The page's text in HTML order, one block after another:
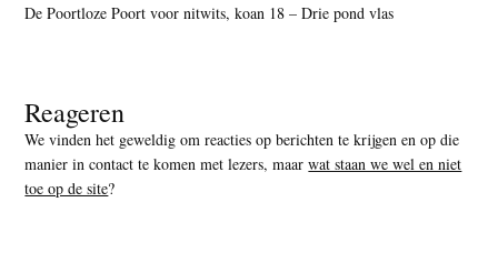
De Poortloze Poort voor nitwits, koan 18 – Drie pond vlas
Reageren
We vinden het geweldig om reacties op berichten te krijgen en op die
manier in contact te komen met lezers, maarwat staan we wel en niet
toe op de site?